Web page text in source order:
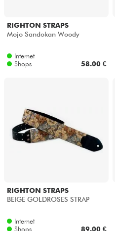
RIGHTON STRAPS
Mojo Sandokan Woody
Internet
Shops
58.00 €
RIGHTON STRAPS
BEIGE GOLDROSES STRAP
Internet
Shops
89.00 €